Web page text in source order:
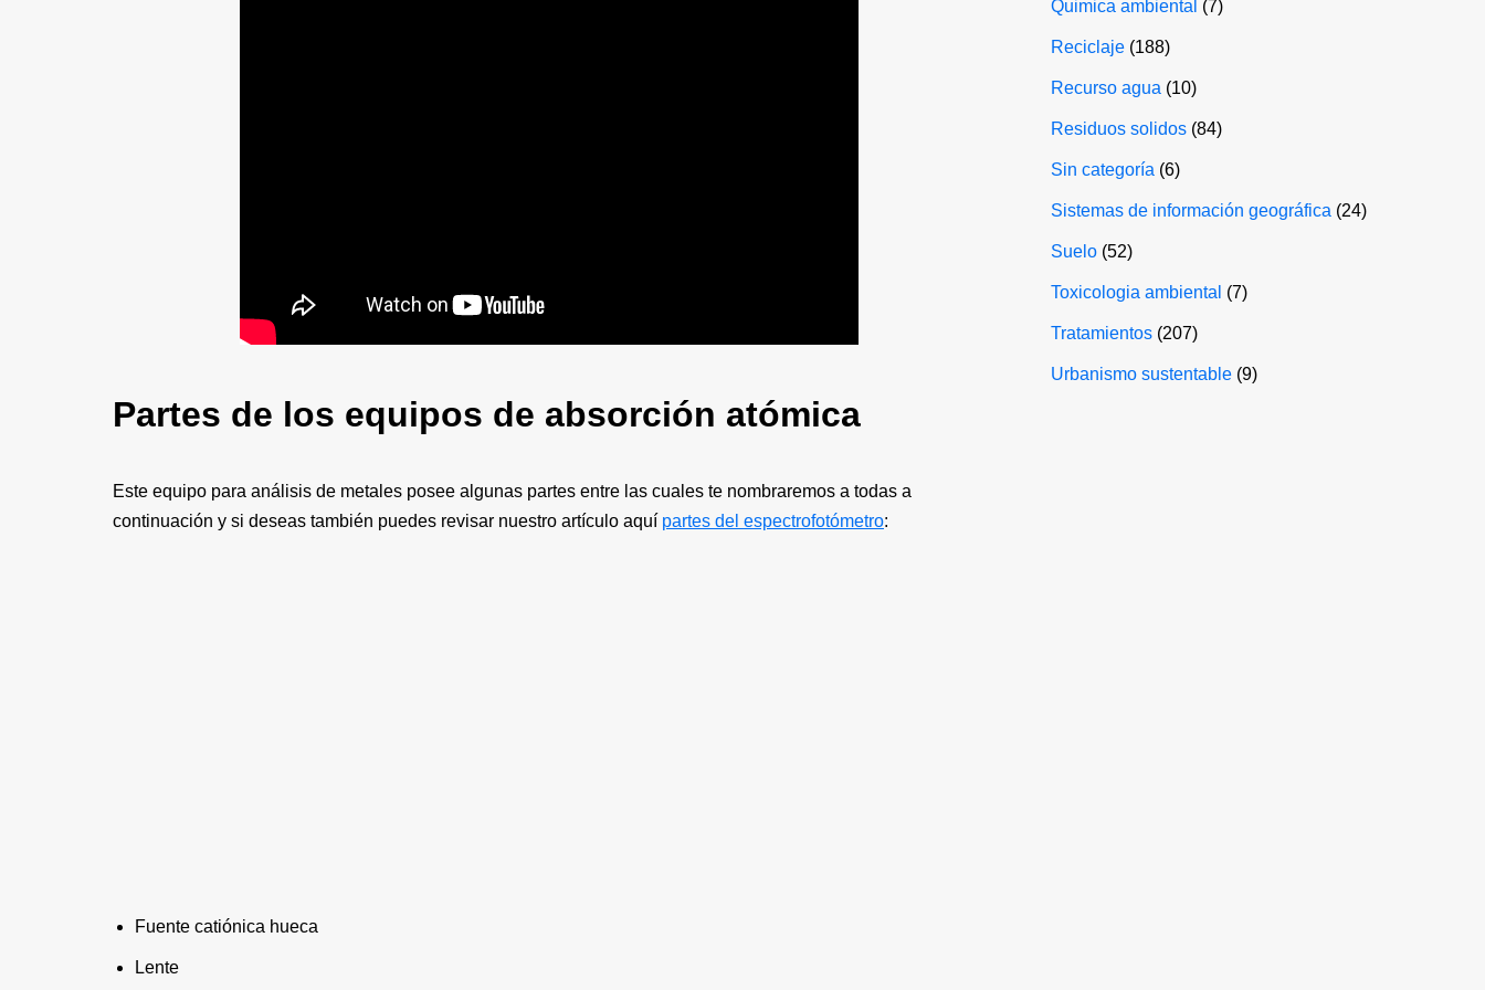
Partes de los equipos de absorción atómica
Este equipo para análisis de metales posee algunas partes entre las cuales te nombraremos a todas a
continuación y si deseas también puedes revisar nuestro artículo aquí partes del espectrofotómetro:
Fuente catiónica hueca
Lente
Quimica ambiental (7)
Reciclaje (188)
Recurso agua (10)
Residuos solidos (84)
Sin categoría (6)
Sistemas de información geográfica (24)
Suelo (52)
Toxicologia ambiental (7)
Tratamientos (207)
Urbanismo sustentable (9)